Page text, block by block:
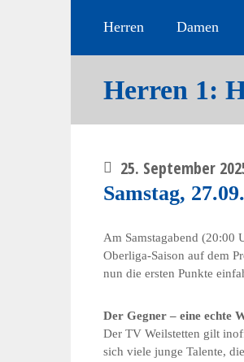
Herren Damen
Herren 1:
25. September
Samstag,
Am Samstagabend (20:00
Oberliga-Saison auf dem
nun die ersten Punkte
Der Gegner – eine echte
Der TV Weilstetten gilt
sich viele junge Talente,